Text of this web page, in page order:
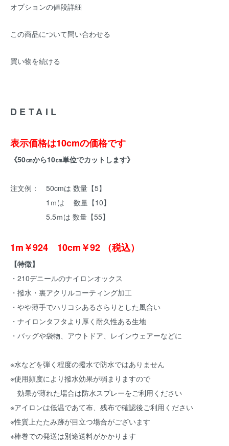
オプションの値段詳細
この商品について問い合わせる
買い物を続ける
DETAIL
表示価格は10cmの価格です
《50㎝から10㎝単位でカットします》
注文例： 50cmは 数量【5】
1ｍは 数量【10】
5.5ｍは 数量【55】
1m￥924 10cm￥92 （税込）
【特徴】
・210デニールのナイロンオックス
・撥水・裏アクリルコーティング加工
・やや薄手でハリコシあるさらりとした風合い
・ナイロンタフタより厚く耐久性ある生地
・バッグや袋物、アウトドア、レインウェアーなどに
※水などを弾く程度の撥水で防水ではありません
※使用頻度により撥水効果が弱まりますので
効果が薄れた場合は防水スプレーをご利用ください
※アイロンは低温であて布、残布で確認後ご利用ください
※性質上たたみ跡が目立つ場合がございます
※棒巻での発送は別途送料がかかります